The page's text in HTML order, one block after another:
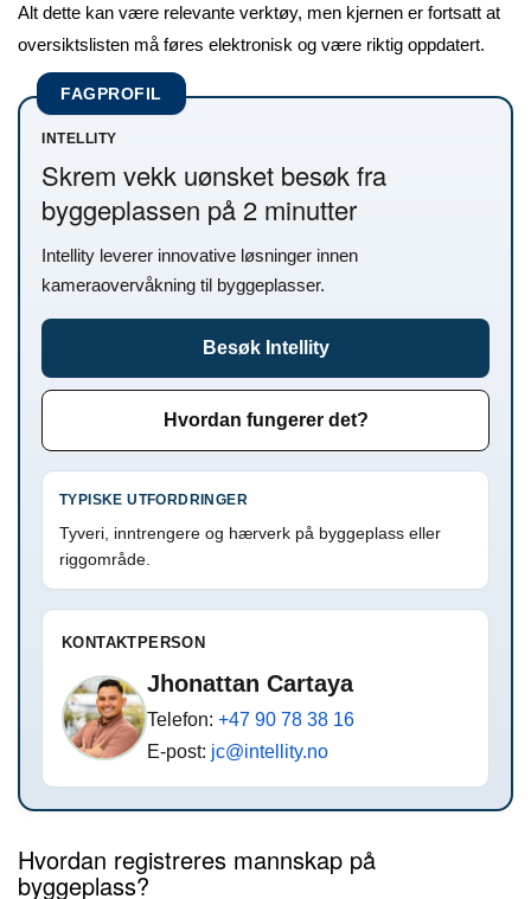
Alt dette kan være relevante verktøy, men kjernen er fortsatt at
oversiktslisten må føres elektronisk og være riktig oppdatert.
FAGPROFIL
INTELLITY
Skrem vekk uønsket besøk fra
byggeplassen på 2 minutter
Intellity leverer innovative løsninger innen
kameraovervåkning til byggeplasser.
Besøk Intellity
Hvordan fungerer det?
TYPISKE UTFORDRINGER
Tyveri, inntrengere og hærverk på byggeplass eller
riggområde.
KONTAKTPERSON
Jhonattan Cartaya
Telefon: +47 90 78 38 16
E-post: jc@intellity.no
Hvordan registreres mannskap på
byggeplass?